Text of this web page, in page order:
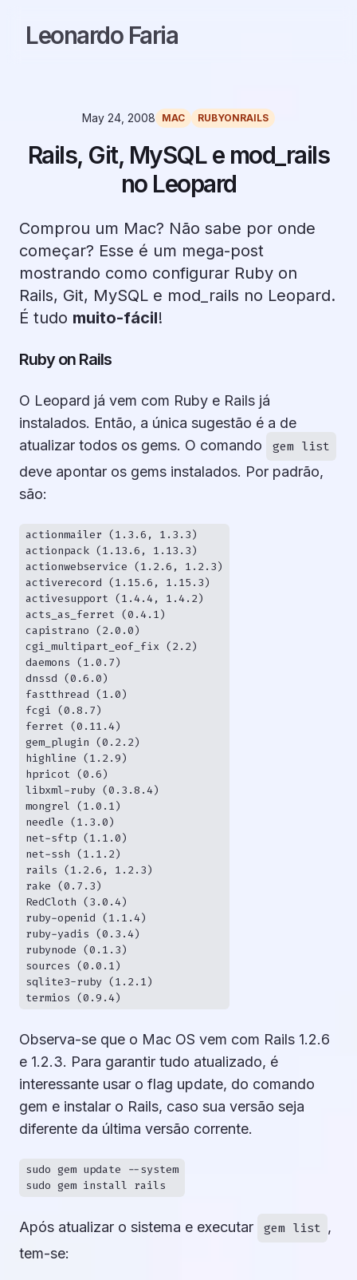
Leonardo Faria
May 24, 2008 MAC RUBYONRAILS
Rails, Git, MySQL e mod_rails
no Leopard
Comprou um Mac? Não sabe por onde
começar? Esse é um mega-post
mostrando como configurar Ruby on
Rails, Git, MySQL e mod_rails no Leopard.
É tudo muito-fácil!
Ruby on Rails
O Leopard já vem com Ruby e Rails já
instalados. Então, a única sugestão é a de
atualizar todos os gems. O comando
gem list
deve apontar os gems instalados. Por padrão,
são:
actionmailer (1.3.6, 1.3.3)
actionpack (1.13.6, 1.13.3)
actionwebservice (1.2.6, 1.2.3)
activerecord (1.15.6, 1.15.3)
activesupport (1.4.4, 1.4.2)
acts_as_ferret (0.4.1)
capistrano (2.0.0)
cgi_multipart_eof_fix (2.2)
daemons (1.0.7)
dnssd (0.6.0)
fastthread (1.0)
fcgi (0.8.7)
ferret (0.11.4)
gem_plugin (0.2.2)
highline (1.2.9)
hpricot (0.6)
libxml-ruby (0.3.8.4)
mongrel (1.0.1)
needle (1.3.0)
net-sftp (1.1.0)
net-ssh (1.1.2)
rails (1.2.6, 1.2.3)
rake (0.7.3)
RedCloth (3.0.4)
ruby-openid (1.1.4)
ruby-yadis (0.3.4)
rubynode (0.1.3)
sources (0.0.1)
sqlite3-ruby (1.2.1)
Observa-se que o Mac OS vem com Rails 1.2.6
e 1.2.3. Para garantir tudo atualizado, é
interessante usar o flag update, do comando
gem e instalar o Rails, caso sua versão seja
diferente da última versão corrente.
sudo gem update --system
Após atualizar o sistema e executar gem list ,
tem-se: